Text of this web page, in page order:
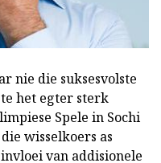
nie die suksesvolste
het egter sterk
Spele in Sochi
wisselkoers as
van addisionele